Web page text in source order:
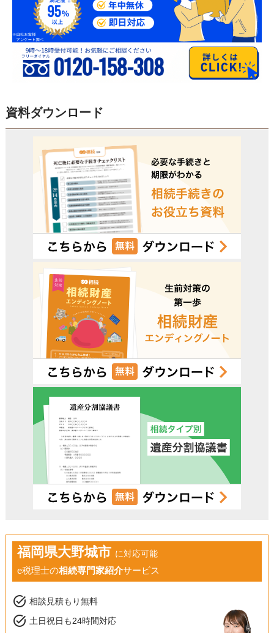
資料ダウンロード
福岡県大野城市 に対応可能
e税理士の相続専門家紹介サービス
task_alt 相談見積もり無料
task_alt 土日祝日も24時間対応